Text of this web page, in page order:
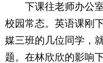
下课往老师办公室
校园常态。英语课刚
媒三班的几位同学，
题。在林欣欣的影响